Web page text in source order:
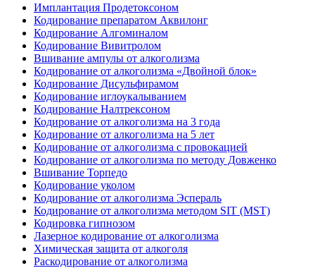
Имплантация Продетоксоном
Кодирование препаратом Аквилонг
Кодирование Алгоминалом
Кодирование Вивитролом
Вшивание ампулы от алкоголизма
Кодирование от алкоголизма «Двойной блок»
Кодирование Дисульфирамом
Кодирование иглоукалыванием
Кодирование Налтрексоном
Кодирование от алкоголизма на 3 года
Кодирование от алкоголизма на 5 лет
Кодирование от алкоголизма с провокацией
Кодирование от алкоголизма по методу Довженко
Вшивание Торпедо
Кодирование уколом
Кодирование от алкоголизма Эспераль
Кодирование от алкоголизма методом SIT (MST)
Кодировка гипнозом
Лазерное кодирование от алкоголизма
Химическая защита от алкоголя
Раскодирование от алкоголизма